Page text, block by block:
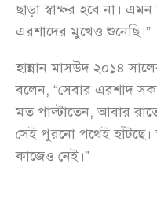
ছাড়া স্বাক্ষর হবে না। এমন
এরশাদের মুখেও শুনেছি।”
হান্নান মাসউদ ২০১৪
বলেন, “সেবার এরশাদ
মত পাল্টাতেন, আবার
সেই পুরনো পথেই হাঁটছে।
কাজেও নেই।”